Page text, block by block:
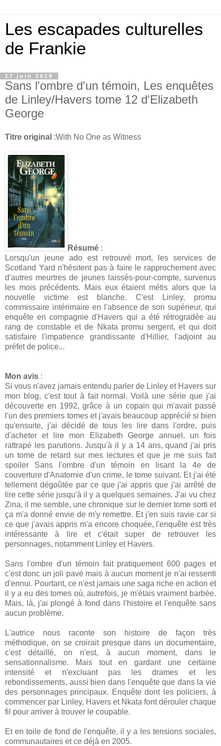
Les escapades culturelles
de Frankie
17 juin 2019
Sans l'ombre d'un témoin, Les enquêtes
de Linley/Havers tome 12 d'Elizabeth
George
Titre original :With No One as Witness
Résumé :
Lorsqu'un jeune ado est retrouvé mort, les services de
Scotland Yard n'hésitent pas à faire le rapprochement avec
d'autres meurtres de jeunes laissés-pour-compte, survenus
les mois précédents. Mais eux étaient métis alors que la
nouvelle victime est blanche. C'est Linley, promu
commissaire intérimaire en l'absence de son supérieur, qui
enquête en compagnie d'Havers qui a été rétrogradée au
rang de constable et de Nkata promu sergent, et qui doit
satisfaire l'impatience grandissante d'Hillier, l'adjoint au
préfet de police...
Mon avis :
Si vous n'avez jamais entendu parler de Linley et Havers sur
mon blog, c'est tout à fait normal. Voilà une série que j'ai
découverte en 1992, grâce à un copain qui m'avait passé
l'un des premiers tomes et j'avais beaucoup apprécié si bien
qu'ensuite, j'ai décidé de tous les lire dans l'ordre, puis
d'acheter et lire mon Elizabeth George annuel, un fois
rattrapé les parutions. Jusqu'à il y a 14 ans, quand j'ai pris
un tome de retard sur mes lectures et que je me suis fait
spoiler Sans l'ombre d'un témoin en lisant la 4e de
couverture d'Anatomie d'un crime, le tome suivant. Et j'ai été
tellement dégoûtée par ce que j'ai appris que j'ai arrêté de
lire cette série jusqu'à il y a quelques semaines. J'ai vu chez
Zina, il me semble, une chronique sur le dernier tome sorti et
ça m'a donné envie de m'y remettre. Et j'en suis ravie car si
ce que j'avais appris m'a encore choquée, l'enquête est très
intéressante à lire et c'était super de retrouver les
personnages, notamment Linley et Havers.
Sans l'ombre d'un témoin fait pratiquement 600 pages et
c'est donc un joli pavé mais à aucun moment je n'ai ressenti
d'ennui. Pourtant, ce n'est jamais une saga riche en action et
il y a eu des tomes où, autrefois, je m'étais vraiment barbée.
Mais, là, j'ai plongé à fond dans l'histoire et l'enquête sans
aucun problème.
L'autrice nous raconte son histoire de façon très
méthodique, on se croirait presque dans un documentaire,
c'est détaillé, on n'est, à aucun moment, dans le
sensationnalisme. Mais tout en gardant une certaine
intensité et n'excluant pas les drames et les
rebondissements, aussi bien dans l'enquête que dans la vie
des personnages principaux. Enquête dont les policiers, à
commencer par Linley, Havers et Nkata font dérouler chaque
fil pour arriver à trouver le coupable.
Et en toile de fond de l'enquête, il y a les tensions sociales,
communautaires et ce déjà en 2005.